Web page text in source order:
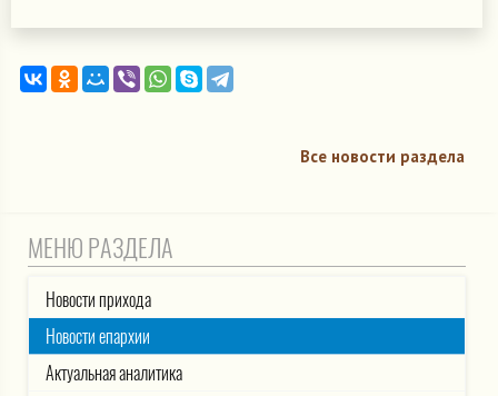
Все новости раздела
МЕНЮ РАЗДЕЛА
Новости прихода
Новости епархии
Актуальная аналитика